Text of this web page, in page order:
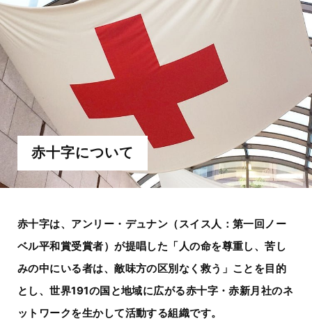
赤十字について
赤十字は、アンリー・デュナン（スイス人：第一回ノー
ベル平和賞受賞者）が提唱した 「人の命を尊重し、苦し
みの中にいる者は、敵味方の区別なく救う」ことを目的
とし、世界191の国と地域に広がる赤十字・赤新月社のネ
ットワークを生かして活動する組織です。